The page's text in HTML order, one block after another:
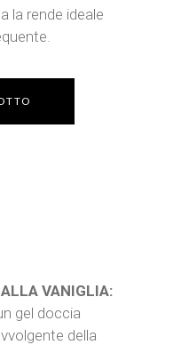
la rende ideale
VANIGLIA:
gel doccia
della